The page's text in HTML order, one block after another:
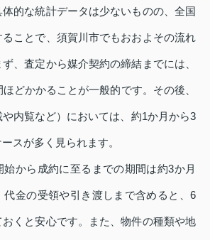
的な統計データは少ないものの、全国
ことで、須賀川市でもおおよその流れ
、査定から媒介契約の締結までには、
どかかることが一般的です。その後、
内覧など）においては、約1か月から3
スが多く見られます。
から成約に至るまでの期間は約3か月
代金の受領や引き渡しまで含めると、6
くと安心です。また、物件の種類や地